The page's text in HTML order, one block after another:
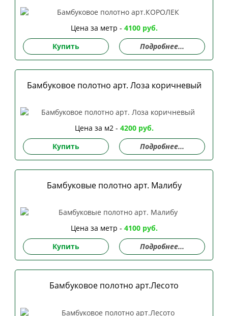
Цена за метр - 4100 руб.
Купить
Подробнее...
Бамбуковое полотно арт. Лоза коричневый
Цена за м2 - 4200 руб.
Купить
Подробнее...
Бамбуковые полотно арт. Малибу
Цена за метр - 4100 руб.
Купить
Подробнее...
Бамбуковое полотно арт.Лесото